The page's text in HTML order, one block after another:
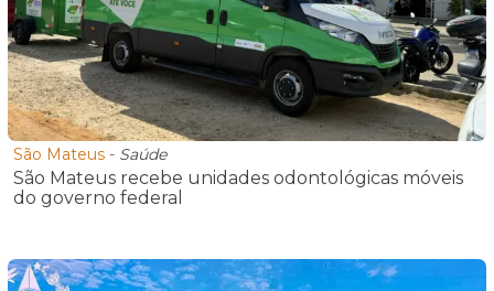
São Mateus - Saúde
São Mateus recebe unidades odontológicas móveis
do governo federal